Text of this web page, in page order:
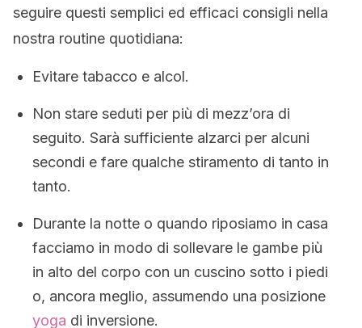
seguire questi semplici ed efficaci consigli nella
nostra routine quotidiana:
Evitare tabacco e alcol.
Non stare seduti per più di mezz’ora di
seguito. Sarà sufficiente alzarci per alcuni
secondi e fare qualche stiramento di tanto in
tanto.
Durante la notte o quando riposiamo in casa
facciamo in modo di sollevare le gambe più
in alto del corpo con un cuscino sotto i piedi
o, ancora meglio, assumendo una posizione
yoga di inversione.